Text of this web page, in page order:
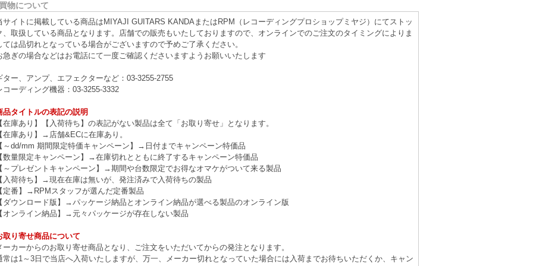
物について
サイトに掲載している商品はMIYAJI GUITARS KANDAまたはRPM（レコーディングプロショップミヤジ）にてストッ
、取扱している商品となります。店舗での販売もいたしておりますので、オンラインでのご注文のタイミングによりま
ては品切れとなっている場合がございますので予めご了承ください。
急ぎの場合などはお電話にて一度ご確認くださいますようお願いいたします
ター、アンプ、エフェクターなど：03-3255-2755
コーディング機器：03-3255-3332
品タイトルの表記の説明
在庫あり】【入荷待ち】の表記がない製品は全て「お取り寄せ」となります。
在庫あり】→店舗&ECに在庫あり。
～dd/mm 期間限定特価キャンペーン】→日付までキャンペーン特価品
数量限定キャンペーン】→在庫切れとともに終了するキャンペーン特価品
～プレゼントキャンペーン】→期間や台数限定でお得なオマケがついて来る製品
入荷待ち】→現在在庫は無いが、発注済みで入荷待ちの製品
定番】→RPMスタッフが選んだ定番製品
ダウンロード版】→パッケージ納品とオンライン納品が選べる製品のオンライン版
オンライン納品】→元々パッケージが存在しない製品
取り寄せ商品について
ーカーからのお取り寄せ商品となり、ご注文をいただいてからの発注となります。
常は1～3日で当店へ入荷いたしますが、万一、メーカー切れとなっていた場合には入荷までお待ちいただくか、キャン